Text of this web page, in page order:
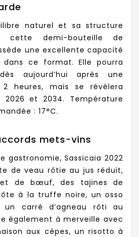
naturel et sa structure
cette demi-bouteille de
une excellente capacité
ce format. Elle pourra
aujourd’hui après une
heures, mais se révélera
et 2034. Température
: 17°C.
mets-vins
gastronomie, Sassicaia 2022
de veau rôtie au jus réduit,
de bœuf, des tajines de
à la truffe noire, un osso
carré d’agneau rôti au
également à merveille avec
aux cèpes, un risotto à